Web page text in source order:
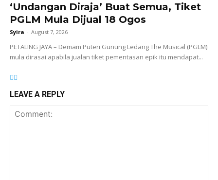
‘Undangan Diraja’ Buat Semua, Tiket
PGLM Mula Dijual 18 Ogos
Syira - August 7, 2026
PETALING JAYA – Demam Puteri Gunung Ledang The Musical (PGLM)
mula dirasai apabila jualan tiket pementasan epik itu mendapat...
LEAVE A REPLY